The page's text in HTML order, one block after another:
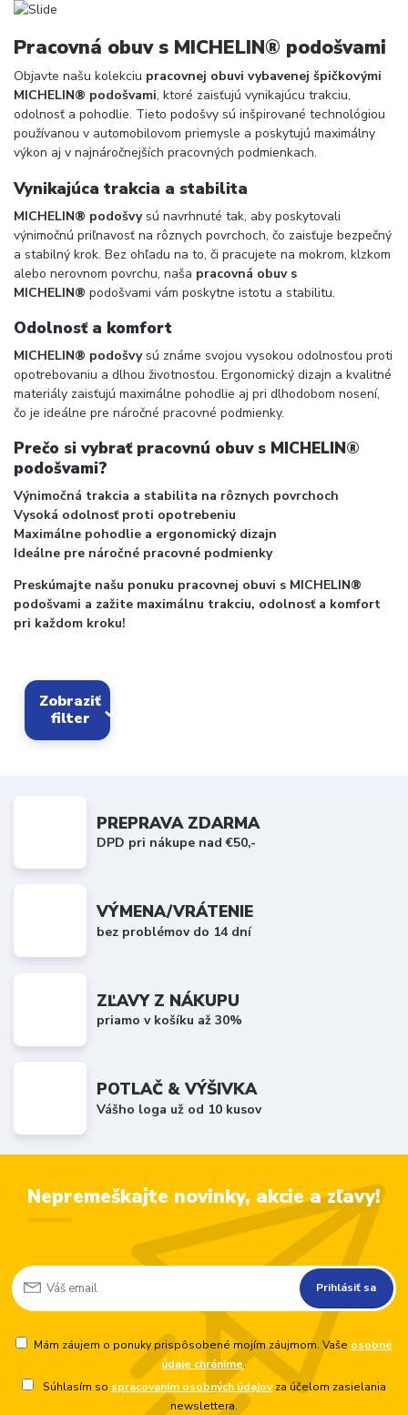
Pracovná obuv s MICHELIN® podošvami
Objavte našu kolekciu pracovnej obuvi vybavenej špičkovými
MICHELIN® podošvami, ktoré zaisťujú vynikajúcu trakciu,
odolnosť a pohodlie. Tieto podošvy sú inšpirované technológiou
používanou v automobilovom priemysle a poskytujú maximálny
výkon aj v najnáročnejších pracovných podmienkach.
Vynikajúca trakcia a stabilita
MICHELIN® podošvysú navrhnuté tak, aby poskytovali
výnimočnú priľnavosť na rôznych povrchoch, čo zaisťuje bezpečný
a stabilný krok. Bez ohľadu na to, či pracujete na mokrom, klzkom
alebo nerovnom povrchu, naša pracovná obuv s
MICHELIN® podošvami vám poskytne istotu a stabilitu.
Odolnosť a komfort
MICHELIN® podošvysú známe svojou vysokou odolnosťou proti
opotrebovaniu a dlhou životnosťou. Ergonomický dizajn a kvalitné
materiály zaisťujú maximálne pohodlie aj pri dlhodobom nosení,
čo je ideálne pre náročné pracovné podmienky.
Prečo si vybrať pracovnú obuv s MICHELIN®
podošvami?
Výnimočná trakcia a stabilita na rôznych povrchoch
Vysoká odolnosť proti opotrebeniu
Maximálne pohodlie a ergonomický dizajn
Ideálne pre náročné pracovné podmienky
Preskúmajte našu ponuku pracovnej obuvi s MICHELIN®
podošvami a zažite maximálnu trakciu, odolnosť a komfort
pri každom kroku!
Zobraziť
filter
PREPRAVA ZDARMA
DPD pri nákupe nad €50,-
VÝMENA/VRÁTENIE
bez problémov do 14 dní
ZĽAVY Z NÁKUPU
priamo v košíku až 30%
POTLAČ & VÝŠIVKA
Vášho loga už od 10 kusov
Nepremeškajte novinky, akcie a zľavy!
Prihlásiť sa
Mám záujem o ponuky prispôsobené mojím záujmom. Vaše osobné
údaje chránime.
Súhlasím so spracovaním osobných údajovza účelom zasielania
newslettera.